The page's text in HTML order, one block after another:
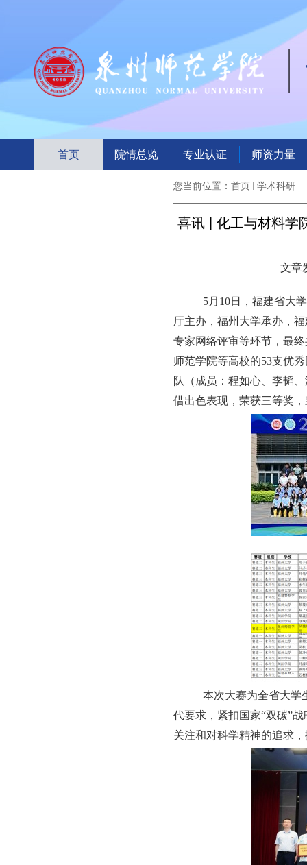
首页 院情总览 专业认证 师资力量
您当前位置： 首页 学术科研
喜讯 | 化工与材料学
文章
5月10日，福建省大
厅主办，福州大学承办，
专家网络评审等环节，最
师范学院等高校的53支优
队（成员： 程如心、李韬
借出色表现，荣获三等奖
本次大赛为全省大学
代要求，紧扣国家“双碳”战
关注和对科学精神的追求